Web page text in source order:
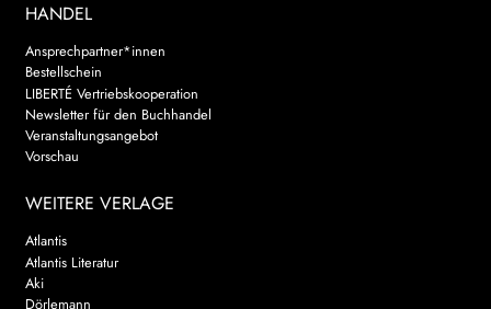
HANDEL
Ansprechpartner*innen
Bestellschein
LIBERTÉ Vertriebskooperation
Newsletter für den Buchhandel
Veranstaltungsangebot
Vorschau
WEITERE VERLAGE
Atlantis
Atlantis Literatur
Aki
Dörlemann